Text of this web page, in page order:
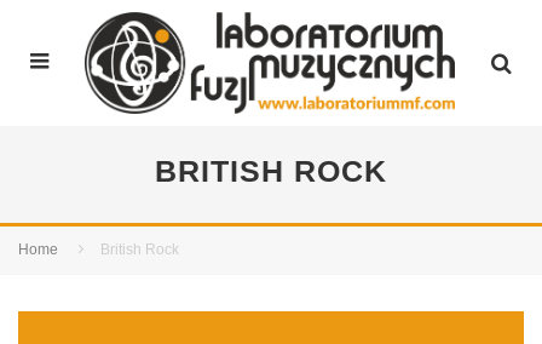
BRITISH ROCK
Home British Rock